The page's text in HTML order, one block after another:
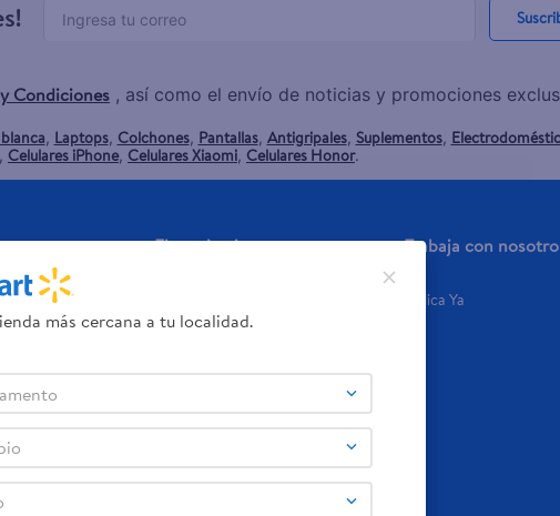
Condiciones , así como el envío de noticias y promociones
, Laptops, Colchones, Pantallas, Antigripales, Suplementos,
, Celulares iPhone, Celulares Xiaomi, Celulares Honor.
Financiamiento Trabaja con
Aplica Ya
más cercana a tu localidad.